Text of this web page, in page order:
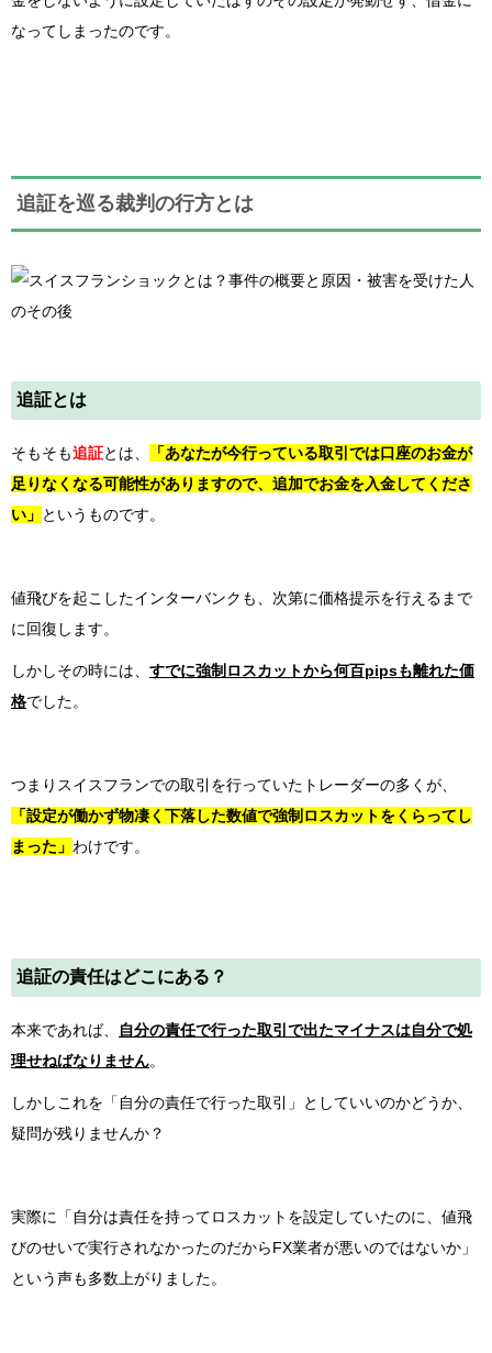
なってしまったのです。
追証を巡る裁判の行方とは
追証とは
そもそも追証とは、
「あなたが今行っている取引では口座のお金が
足りなくなる可能性がありますので、追加でお金を入金してくださ
い」 というものです。
値飛びを起こしたインターバンクも、次第に価格提示を行えるまで
に回復します。
しかしその時には、 すでに強制ロスカットから何百pipsも離れた価
格でした。
つまりスイスフランでの取引を行っていたトレーダーの多くが、
「設定が働かず物凄く下落した数値で強制ロスカットをくらってし
まった」 わけです。
追証の責任はどこにある？
本来であれば、
自分の責任で行った取引で出たマイナスは自分で処
理せねばなりません。
しかしこれを「自分の責任で行った取引」としていいのかどうか、
疑問が残りませんか？
実際に「自分は責任を持ってロスカットを設定していたのに、値飛
びのせいで実行されなかったのだからFX業者が悪いのではないか」
という声も多数上がりました。